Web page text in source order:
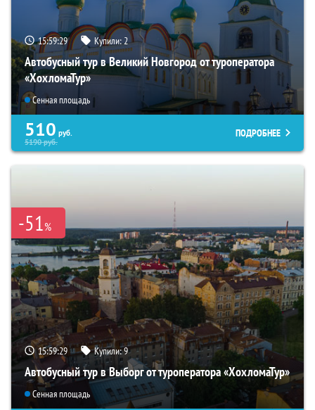
15:59:28 Купили: 2
Автобусный тур в Великий Новгород от туроператора
«ХохломаТур»
Сенная площадь
510 руб.
5190руб.
ПОДРОБНЕЕ
-51%
15:59:28 Купили:9
Автобусный тур в Выборг от туроператора «ХохломаТур»
Сенная площадь